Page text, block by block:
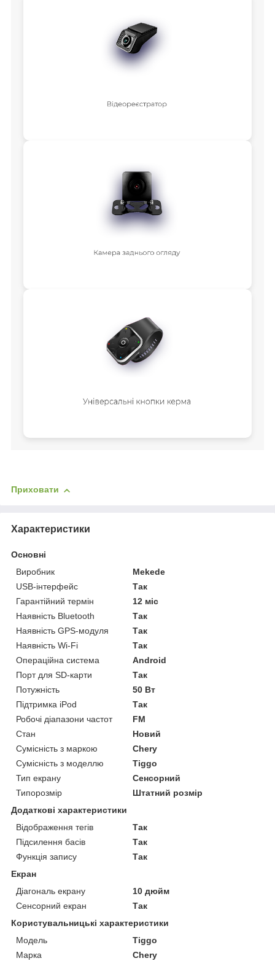
Приховати
Характеристики
Основні
Виробник
Mekede
USB-інтерфейс
Так
Гарантійний термін
12 міс
Наявність Bluetooth
Так
Наявність GPS-модуля
Так
Наявність Wi-Fi
Так
Операційна система
Android
Порт для SD-карти
Так
Потужність
50 Вт
Підтримка iPod
Так
Робочі діапазони частот
FM
Стан
Новий
Сумісність з маркою
Chery
Сумісність з моделлю
Tiggo
Тип екрану
Сенсорний
Типорозмір
Штатний розмір
Додаткові характеристики
Відображення тегів
Так
Підсилення басів
Так
Функція запису
Так
Екран
Діагональ екрану
10 дюйм
Сенсорний екран
Так
Користувальницькі характеристики
Мoдель
Tiggo
Марка
Chery